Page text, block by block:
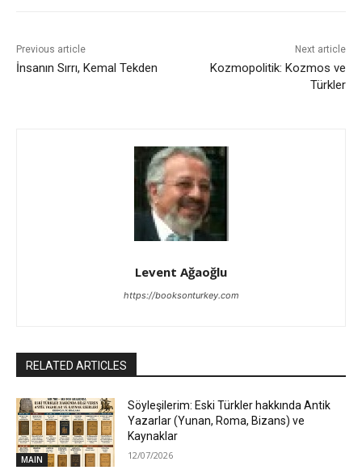
Previous article
İnsanın Sırrı, Kemal Tekden
Next article
Kozmopolitik: Kozmos ve
Türkler
Levent Ağaoğlu
https://booksonturkey.com
RELATED ARTICLES
MAIN
Söyleşilerim: Eski Türkler hakkında Antik
Yazarlar (Yunan, Roma, Bizans) ve
Kaynaklar
12/07/2026